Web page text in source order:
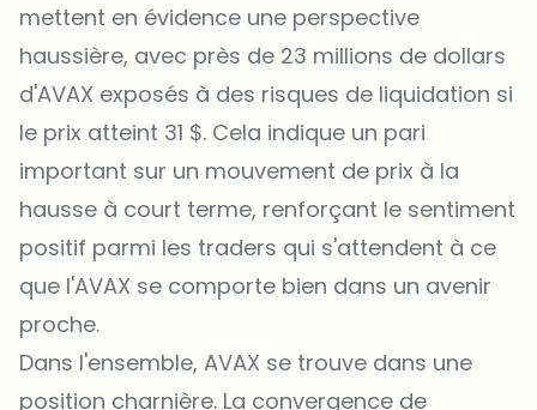
mettent en évidence une perspective
haussière, avec près de 23 millions de dollars
d'AVAX exposés à des risques de liquidation si
le prix atteint 31 $. Cela indique un pari
important sur un mouvement de prix à la
hausse à court terme, renforçant le sentiment
positif parmi les traders qui s'attendent à ce
que l'AVAX se comporte bien dans un avenir
proche.
Dans l'ensemble, AVAX se trouve dans une
position charnière. La convergence de